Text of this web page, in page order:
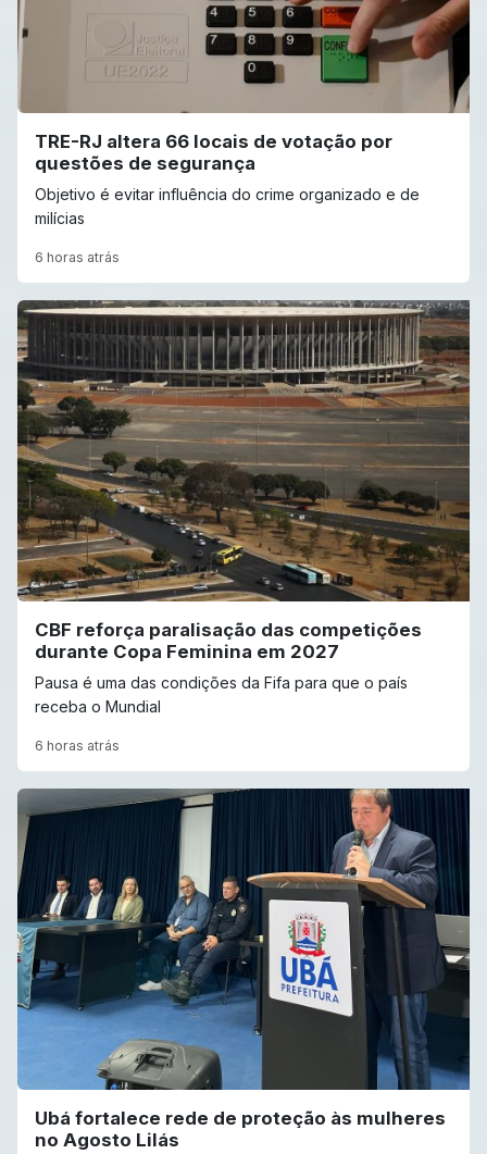
TRE-RJ altera 66 locais de votação por
questões de segurança
Objetivo é evitar influência do crime organizado e de
milícias
6 horas atrás
CBF reforça paralisação das competições
durante Copa Feminina em 2027
Pausa é uma das condições da Fifa para que o país
receba o Mundial
6 horas atrás
Ubá fortalece rede de proteção às mulheres
no Agosto Lilás